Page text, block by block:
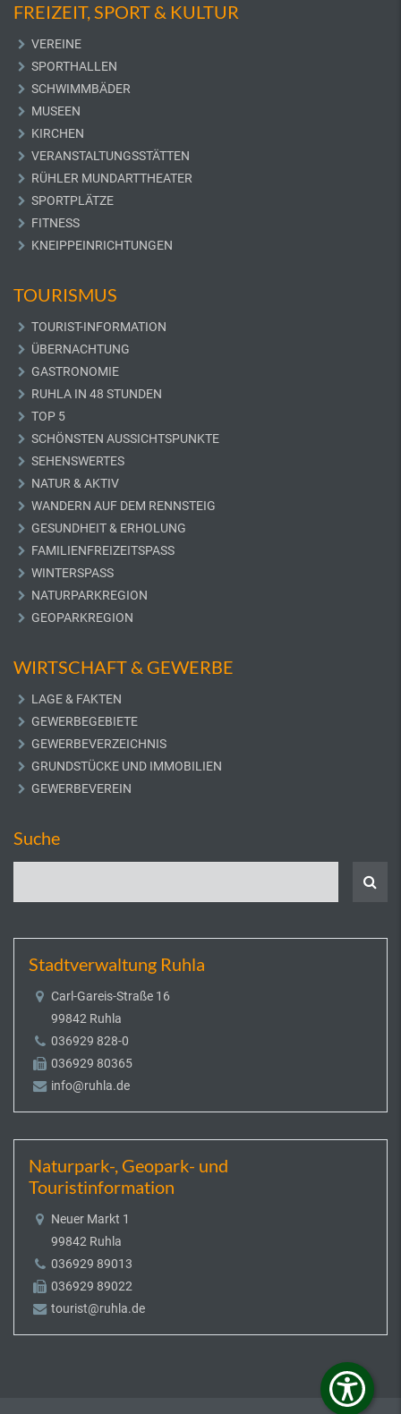
FREIZEIT, SPORT & KULTUR
VEREINE
SPORTHALLEN
SCHWIMMBÄDER
MUSEEN
KIRCHEN
VERANSTALTUNGSSTÄTTEN
RÜHLER MUNDARTTHEATER
SPORTPLÄTZE
FITNESS
KNEIPPEINRICHTUNGEN
TOURISMUS
TOURIST-INFORMATION
ÜBERNACHTUNG
GASTRONOMIE
RUHLA IN 48 STUNDEN
TOP 5
SCHÖNSTEN AUSSICHTSPUNKTE
SEHENSWERTES
NATUR & AKTIV
WANDERN AUF DEM RENNSTEIG
GESUNDHEIT & ERHOLUNG
FAMILIENFREIZEITSPASS
WINTERSPASS
NATURPARKREGION
GEOPARKREGION
WIRTSCHAFT & GEWERBE
LAGE & FAKTEN
GEWERBEGEBIETE
GEWERBEVERZEICHNIS
GRUNDSTÜCKE UND IMMOBILIEN
GEWERBEVEREIN
Suche
Stadtverwaltung Ruhla
Carl-Gareis-Straße 16
99842 Ruhla
036929 828-0
036929 80365
info@ruhla.de
Naturpark-, Geopark- und
Touristinformation
Neuer Markt 1
99842 Ruhla
036929 89013
036929 89022
tourist@ruhla.de